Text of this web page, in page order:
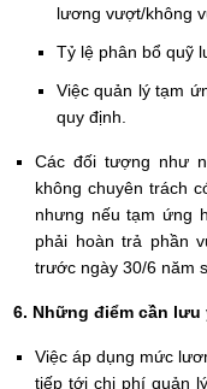
lương vượt/không
Tỷ lệ phân bổ quỹ
Việc quản lý tạm
quy định.
Các đối tượng như
không chuyên trách
nhưng nếu tạm ứng
phải hoàn trả phần
trước ngày 30/6 năm
6. Những điểm cần
Việc áp dụng mức
tiếp tới chi phí quản